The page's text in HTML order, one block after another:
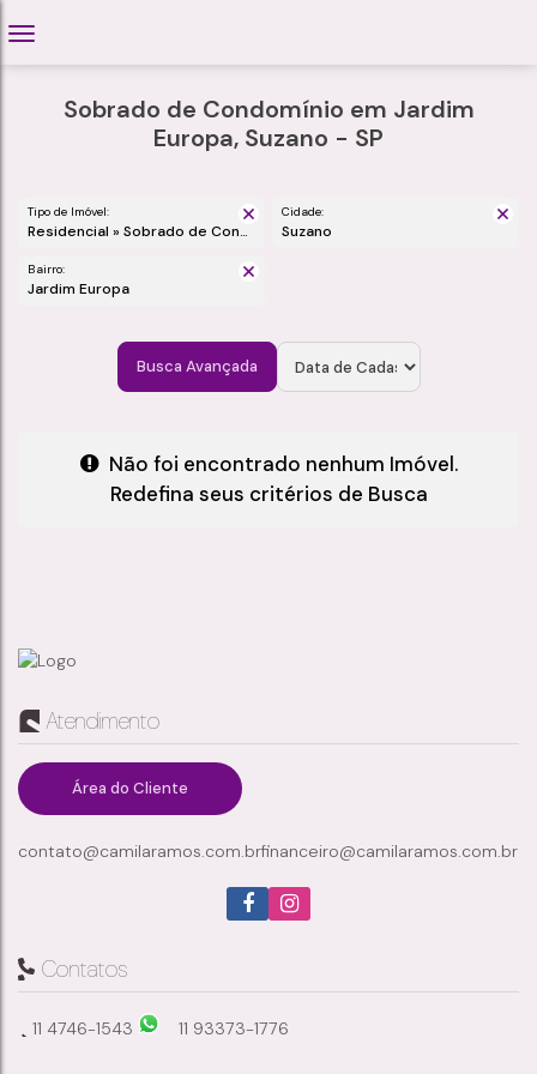
Sobrado de Condomínio em Jardim
Europa, Suzano - SP
Tipo de Imóvel:
Residencial » Sobrado de Condomínio
Cidade:
Suzano
Bairro:
Jardim Europa
Busca Avançada
Não foi encontrado nenhum Imóvel.
Redefina seus critérios de Busca
Atendimento
Área do Cliente
contato@camilaramos.com.brfinanceiro@camilaramos.com.br
Contatos
11 4746-1543 11 93373-1776